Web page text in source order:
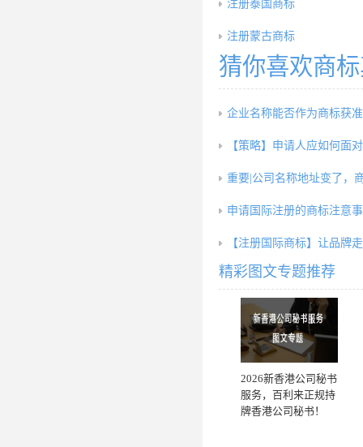
注册泰国商标
注册蒙古商标
猜你喜欢商
企业名称能否作为商标获
【策略】申请人应如何面
重要|公司名称地址变了，
申请国际注册的商标注意
【注册国际商标】让品牌
精彩图文专题推荐
2026新香港公司秘书
服务，百利来正规持
牌香港公司秘书！